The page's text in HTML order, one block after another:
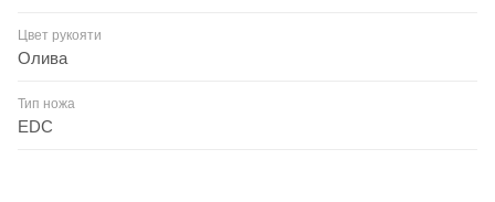
Цвет рукояти
Олива
Тип ножа
EDC